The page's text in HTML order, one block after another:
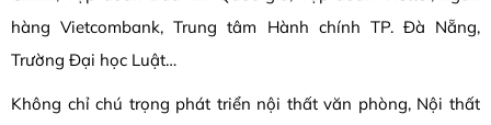
hàng Vietcombank, Trung tâm Hành chính TP. Đà Nẵng,
Trường Đại học Luật…
Không chỉ chú trọng phát triển nội thất văn phòng, Nội thất